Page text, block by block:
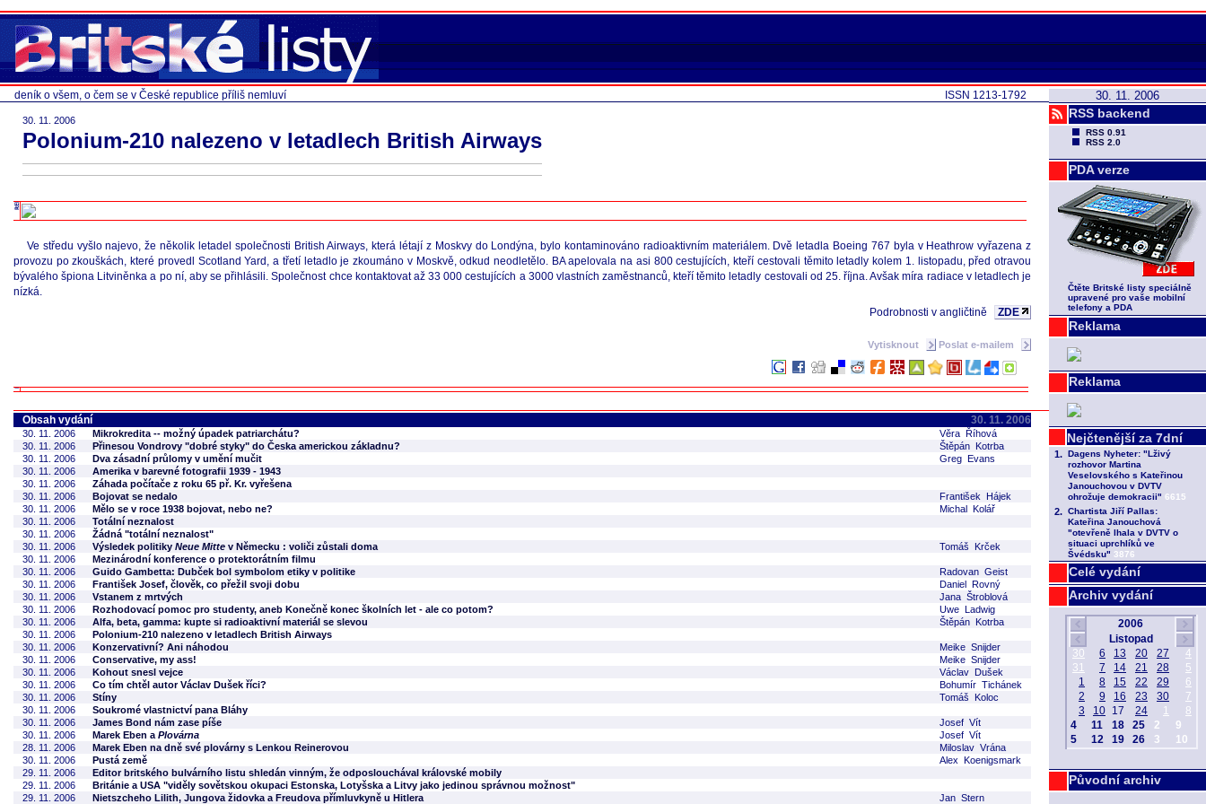
30. 11. 2006
RSS backend
RSS 0.91
RSS 2.0
PDA verze
Čtěte Britské listy speciálně
upravené pro vaše mobilní
telefony a PDA
Reklama
Reklama
Celé vydání
Archiv vydání
Původní archiv
ISSN 1213-1792
deník o všem, o čem se v České republice příliš nemluví
30. 11. 2006
Polonium-210 nalezeno v letadlech British Airways
Ve středu vyšlo najevo, že několik letadel společnosti British Airways, která létají z Moskvy do Londýna, bylo kontaminováno radioaktivním materiálem. Dvě letadla Boeing 767 byla v Heathrow vyřazena z
provozu po zkouškách, které provedl Scotland Yard, a třetí letadlo je zkoumáno v Moskvě, odkud neodletělo. BA apelovala na asi 800 cestujících, kteří cestovali těmito letadly kolem 1. listopadu, před otravou
bývalého špiona Litviněnka a po ní, aby se přihlásili. Společnost chce kontaktovat až 33 000 cestujících a 3000 vlastních zaměstnanců, kteří těmito letadly cestovali od 25. října. Avšak míra radiace v letadlech je
nízká.
Podrobnosti v angličtině
ZDE
Vytisknout Poslat e-mailem
Obsah vydání 30. 11. 2006
30. 11. 2006 Mikrokredita -- možný úpadek patriarchátu?
Věra Říhová
30. 11. 2006
Přinesou Vondrovy "dobré styky" do Česka americkou základnu?
Štěpán Kotrba
30. 11. 2006
Dva zásadní průlomy v umění mučit
Greg Evans
30. 11. 2006
Amerika v barevné fotografii 1939 - 1943
30. 11. 2006
Záhada počítače z roku 65 př. Kr. vyřešena
30. 11. 2006
Bojovat se nedalo
František Hájek
30. 11. 2006
Mělo se v roce 1938 bojovat, nebo ne?
Michal Kolář
30. 11. 2006
Totální neznalost
30. 11. 2006
Žádná "totální neznalost"
30. 11. 2006
Výsledek politiky Neue Mitte v Německu : voliči zůstali doma
Tomáš Krček
30. 11. 2006
Mezinárodní konference o protektorátním filmu
30. 11. 2006
Guido Gambetta: Dubček bol symbolom etiky v politike
Radovan Geist
30. 11. 2006
František Josef, člověk, co přežil svoji dobu
Daniel Rovný
30. 11. 2006
Vstanem z mrtvých
Jana Štroblová
30. 11. 2006
Rozhodovací pomoc pro studenty, aneb Konečně konec školních let - ale co potom?
Uwe Ladwig
30. 11. 2006
Alfa, beta, gamma: kupte si radioaktivní materiál se slevou
Štěpán Kotrba
30. 11. 2006
Polonium-210 nalezeno v letadlech British Airways
30. 11. 2006
Konzervativní? Ani náhodou
Meike Snijder
30. 11. 2006
Conservative, my ass!
Meike Snijder
30. 11. 2006
Kohout snesl vejce
Václav Dušek
30. 11. 2006
Co tím chtěl autor Václav Dušek říci?
Bohumír Tichánek
30. 11. 2006
Stíny
Tomáš Koloc
30. 11. 2006
Soukromé vlastnictví pana Bláhy
30. 11. 2006
James Bond nám zase píše
Josef Vít
30. 11. 2006
Marek Eben a Plovárna
Josef Vít
28. 11. 2006
Marek Eben na dně své plovárny s Lenkou Reinerovou
Miloslav Vrána
30. 11. 2006
Pustá země
Alex Koenigsmark
29. 11. 2006
Editor britského bulvárního listu shledán vinným, že odposlouchával královské mobily
29. 11. 2006
Británie a USA "viděly sovětskou okupaci Estonska, Lotyšska a Litvy jako jedinou správnou možnost"
29. 11. 2006
Nietszcheho Lilith, Jungova židovka a Freudova přímluvkyně u Hitlera Jan Stern